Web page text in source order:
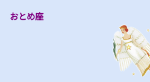
おとめ座